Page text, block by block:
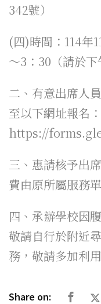
342號）
(四)時間：114年
～3：30（請於下
二、有意出席人
至以下網址報名：
https://
三、惠請核予出
費由原所屬服務
四、承辦學校因
敬請自行於附近
務，敬請多加利
Share on: